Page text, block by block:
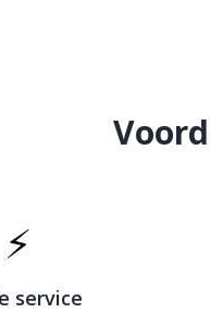
⚡
service